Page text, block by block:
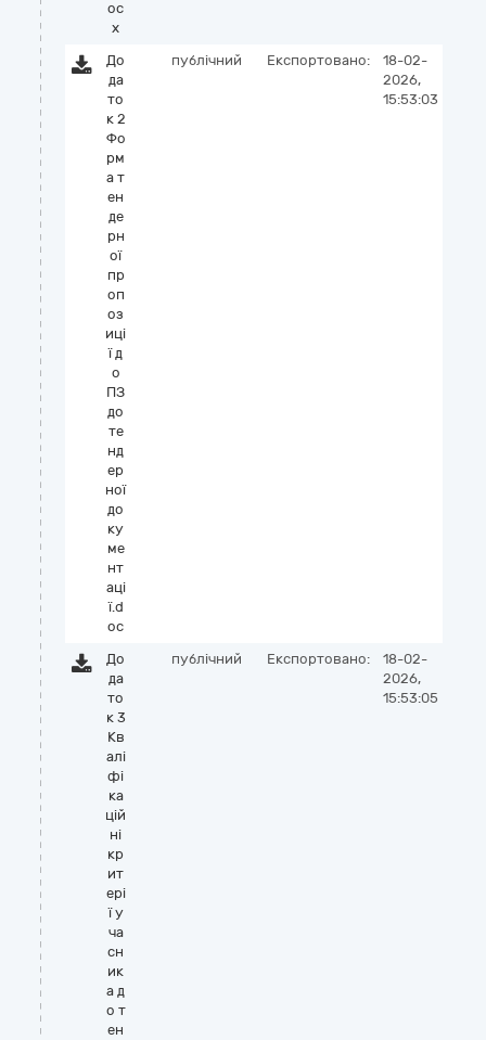
oc
x
До
да
то
к 2
Фо
рм
а т
ен
де
рн
ої
пр
оп
оз
иці
ї д
о
ПЗ
до
те
нд
ер
ної
до
ку
ме
нт
аці
ї.d
oc
публічний Експортовано:
18-02-
2026,
15:53:03
До
да
то
к 3
Кв
алі
фі
ка
цій
ні
кр
ит
ері
ї у
ча
сн
ик
а д
о т
ен
публічний Експортовано:
18-02-
2026,
15:53:05